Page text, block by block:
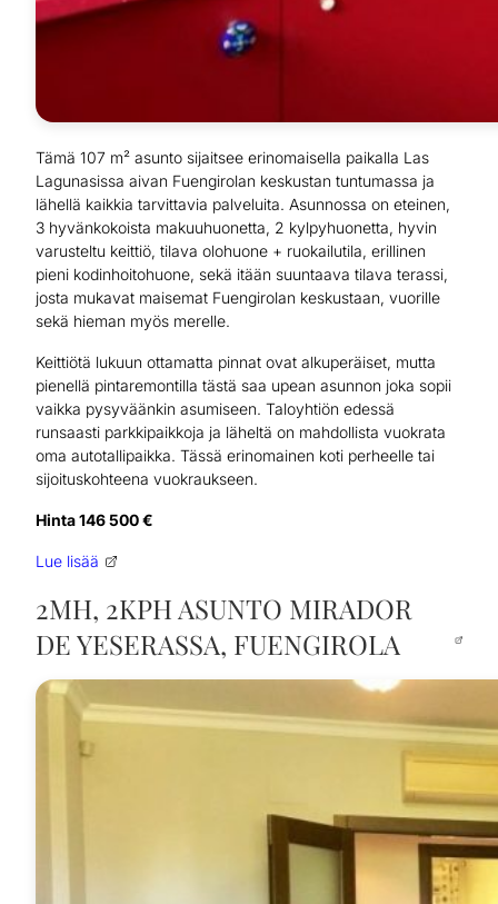
Tämä 107 m² asunto sijaitsee erinomaisella paikalla Las
Lagunasissa aivan Fuengirolan keskustan tuntumassa ja
lähellä kaikkia tarvittavia palveluita. Asunnossa on eteinen,
3 hyvänkokoista makuuhuonetta, 2 kylpyhuonetta, hyvin
varusteltu keittiö, tilava olohuone + ruokailutila, erillinen
pieni kodinhoitohuone, sekä itään suuntaava tilava terassi,
josta mukavat maisemat Fuengirolan keskustaan, vuorille
sekä hieman myös merelle.
Keittiötä lukuun ottamatta pinnat ovat alkuperäiset, mutta
pienellä pintaremontilla tästä saa upean asunnon joka sopii
vaikka pysyväänkin asumiseen. Taloyhtiön edessä
runsaasti parkkipaikkoja ja läheltä on mahdollista vuokrata
oma autotallipaikka. Tässä erinomainen koti perheelle tai
sijoituskohteena vuokraukseen.
Hinta 146 500 €
Lue lisää
2MH, 2KPH ASUNTO MIRADOR
DE YESERASSA, FUENGIROLA